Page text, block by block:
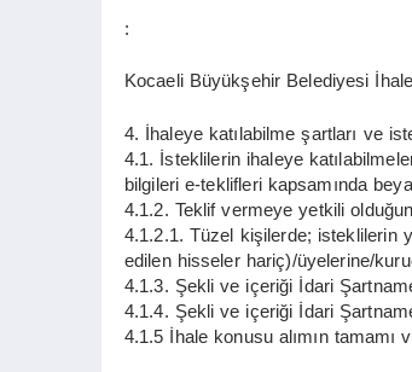
:
Kocaeli Büyükşehir Belediyesi
4. İhaleye katılabilme şartları ve
4.1. İsteklilerin ihaleye
bilgileri e-teklifleri kapsamında
4.1.2. Teklif vermeye yetkili
4.1.2.1. Tüzel kişilerde; isteklilerin
edilen hisseler hariç)/üyelerine/
4.1.3. Şekli ve içeriği İdari
4.1.4. Şekli ve içeriği İdari
4.1.5 İhale konusu alımın tamamı